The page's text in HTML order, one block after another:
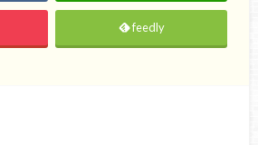
feedly